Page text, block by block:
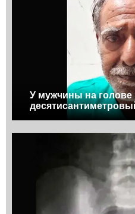
У мужчины на